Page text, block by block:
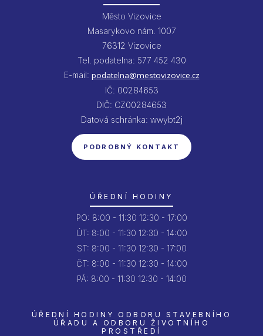
Město Vizovice
Masarykovo nám. 1007
76312 Vizovice
Tel. podatelna: 577 452 430
E-mail: podatelna@mestovizovice.cz
IČ: 00284653
DIČ: CZ00284653
Datová schránka: wwybt2j
PODROBNÝ KONTAKT
ÚŘEDNÍ HODINY
PO: 8:00 - 11:30 12:30 - 17:00
ÚT: 8:00 - 11:30 12:30 - 14:00
ST: 8:00 - 11:30 12:30 - 17:00
ČT: 8:00 - 11:30 12:30 - 14:00
PÁ: 8:00 - 11:30 12:30 - 14:00
ÚŘEDNÍ HODINY ODBORU STAVEBNÍHO
ÚŘADU A ODBORU ŽIVOTNÍHO
PROSTŘEDÍ